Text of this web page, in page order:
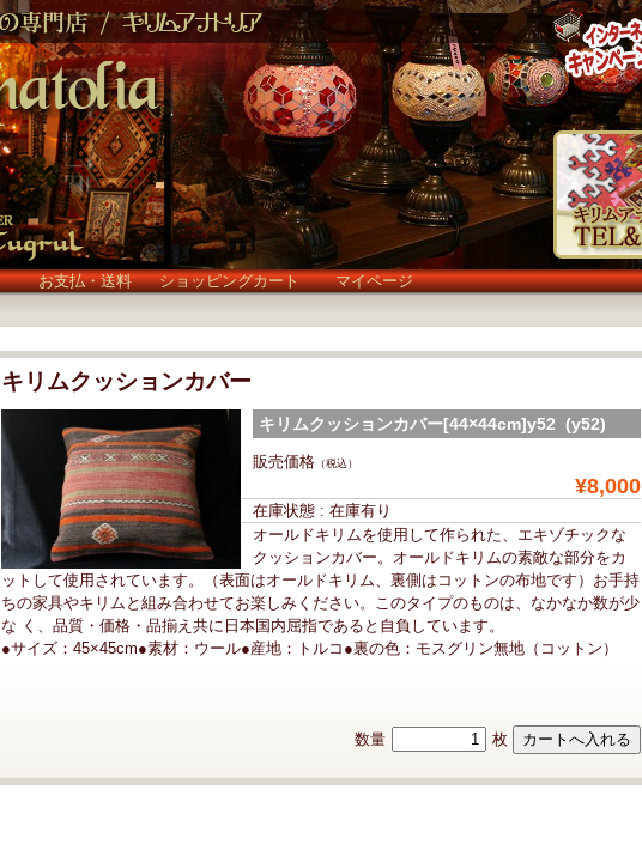
お支払・送料 ショッピングカート
マイページ
キリムクッションカバー
キリムクッションカバー[44×44cm]y52 (y52)
販売価格 （税込）
¥8,000
在庫状態 : 在庫有り
オールドキリムを使用して作られた、エキゾチックな
クッションカバー。オールドキリムの素敵な部分をカ
ットして使用されています。（表面はオールドキリム、裏側はコットンの布地です）お手持
ちの家具やキリムと組み合わせてお楽しみください。このタイプのものは、なかなか数が少
な く、品質・価格・品揃え共に日本国内屈指であると自負しています。
●サイズ：45×45cm●素材：ウール●産地：トルコ●裏の色：モスグリン無地（コットン）
数量 枚